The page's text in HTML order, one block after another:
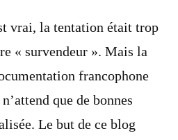
vrai, la tentation était trop
« survendeur ». Mais la
francophone
que de bonnes
Le but de ce blog